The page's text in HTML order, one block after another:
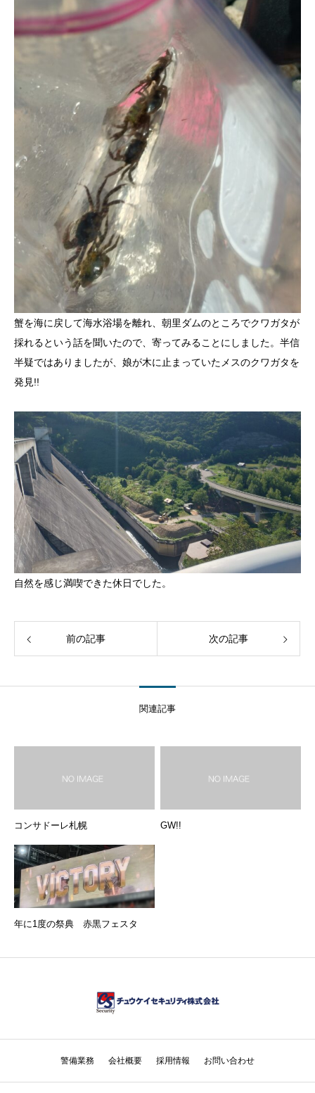
蟹を海に戻して海水浴場を離れ、朝里ダムのところでクワガタが
採れるという話を聞いたので、寄ってみることにしました。半信
半疑ではありましたが、娘が木に止まっていたメスのクワガタを
発見!!
自然を感じ満喫できた休日でした。
前の記事 次の記事
関連記事
コンサドーレ札幌 GW!!
年に1度の祭典 赤黒フェスタ
警備業務 会社概要 採用情報 お問い合わせ